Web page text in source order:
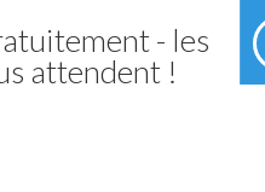
- les
attendent !